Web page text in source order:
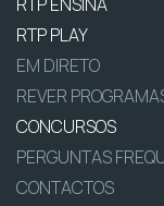
RTP PLAY
EM DIRETO
REVER
CONCURSOS
PERGUNTAS
CONTACTOS